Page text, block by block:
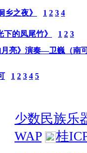
乡之夜》 1 2 3 4
的凤尾竹》 1 2 3
亮》演奏—卫巍（南
1 2 3 4 5
少数民族乐
WAP
桂